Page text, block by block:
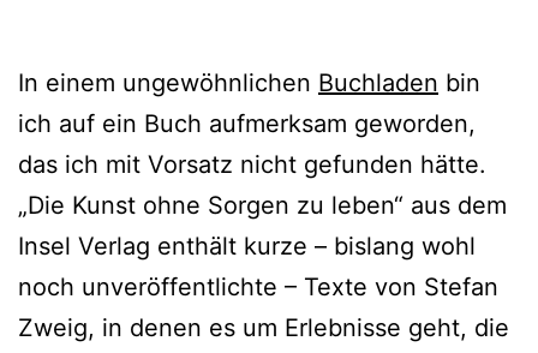
In einem ungewöhnlichen Buchladen bin
ich auf ein Buch aufmerksam geworden,
das ich mit Vorsatz nicht gefunden hätte.
„Die Kunst ohne Sorgen zu leben“ aus dem
Insel Verlag enthält kurze – bislang wohl
noch unveröffentlichte – Texte von Stefan
Zweig, in denen es um Erlebnisse geht, die